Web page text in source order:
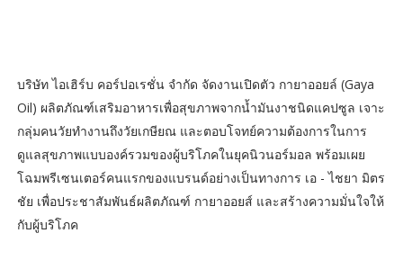
บริษัท ไอเฮิร์บ คอร์ปอเรชั่น จำกัด จัดงานเปิดตัว กายาออยล์ (Gaya
Oil) ผลิตภัณฑ์เสริมอาหารเพื่อสุขภาพจากน้ำมันงาชนิดแคปซูล เจาะ
กลุ่มคนวัยทำงานถึงวัยเกษียณ และตอบโจทย์ความต้องการในการ
ดูแลสุขภาพแบบองค์รวมของผู้บริโภคในยุคนิวนอร์มอล พร้อมเผย
โฉมพรีเซนเตอร์คนแรกของแบรนด์อย่างเป็นทางการ เอ - ไชยา มิตร
ชัย เพื่อประชาสัมพันธ์ผลิตภัณฑ์ กายาออยส์ และสร้างความมั่นใจให้
กับผู้บริโภค